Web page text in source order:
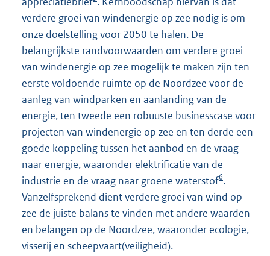
verdere groei van windenergie op zee nodig is om
onze doelstelling voor 2050 te halen. De
belangrijkste randvoorwaarden om verdere groei
van windenergie op zee mogelijk te maken zijn ten
eerste voldoende ruimte op de Noordzee voor de
aanleg van windparken en aanlanding van de
energie, ten tweede een robuuste businesscase voor
projecten van windenergie op zee en ten derde een
goede koppeling tussen het aanbod en de vraag
naar energie, waaronder elektrificatie van de
industrie en de vraag naar groene waterstof6.
Vanzelfsprekend dient verdere groei van wind op
zee de juiste balans te vinden met andere waarden
en belangen op de Noordzee, waaronder ecologie,
visserij en scheepvaart(veiligheid).